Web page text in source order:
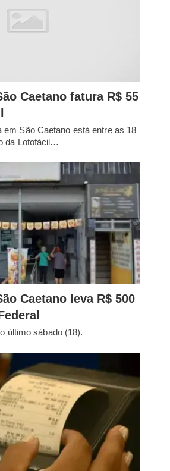
Caetano fatura R$ 55
em São Caetano está entre as 18
da Lotofácil…
Caetano leva R$ 500
último sábado (18).